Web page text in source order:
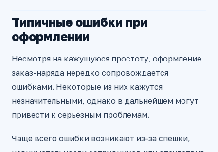
Типичные ошибки при
оформлении
Несмотря на кажущуюся простоту, оформление
заказ-наряда нередко сопровождается
ошибками. Некоторые из них кажутся
незначительными, однако в дальнейшем могут
привести к серьезным проблемам.
Чаще всего ошибки возникают из-за спешки,